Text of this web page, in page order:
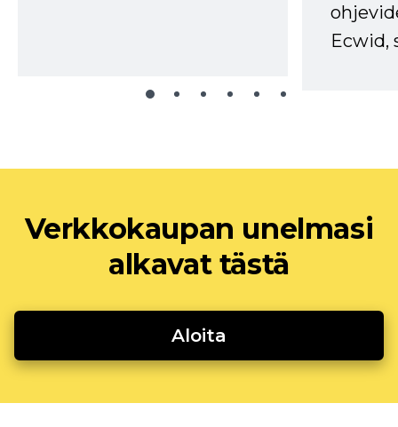
Ecwid,
Verkkokaupan unelmasi
alkavat tästä
Aloita